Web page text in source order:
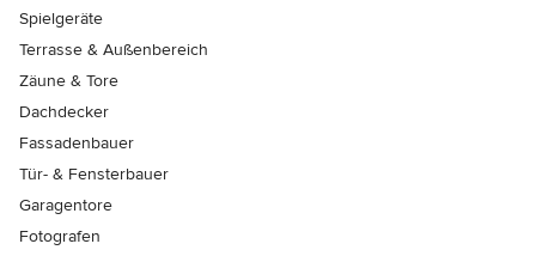
Spielgeräte
Terrasse & Außenbereich
Zäune & Tore
Dachdecker
Fassadenbauer
Tür- & Fensterbauer
Garagentore
Fotografen